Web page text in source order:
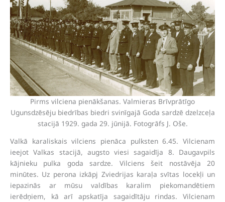
Pirms vilciena pienākšanas. Valmieras Brīvprātīgo
Ugunsdzēsēju biedrības biedri svinīgajā Goda sardzē dzelzceļa
stacijā 1929. gada 29. jūnijā. Fotogrāfs J. Oše.
Valkā karaliskais vilciens pienāca pulksten 6.45. Vilcienam
ieejot Valkas stacijā, augsto viesi sagaidīja 8. Daugavpils
kājnieku pulka goda sardze. Vilciens šeit nostāvēja 20
minūtes. Uz perona izkāpj Zviedrijas karaļa svītas locekļi un
iepazinās ar mūsu valdības karalim piekomandētiem
ierēdņiem, kā arī apskatīja sagaidītāju rindas. Vilcienam